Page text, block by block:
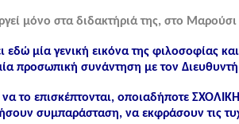
μόνο στα διδακτήριά της, στο
μία γενική εικόνα της φιλοσοφίας
προσωπική συνάντηση με τον
το επισκέπτονται, οποιαδήποτε
συμπαράσταση, να εκφράσουν τις